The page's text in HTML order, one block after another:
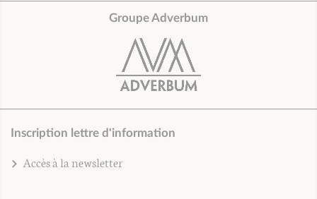
Groupe Adverbum
Inscription lettre d'information
Accès à la newsletter